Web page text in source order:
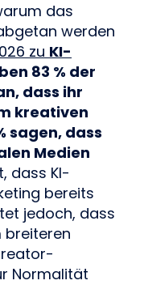
das
werden
zu KI-
83 % der
dass ihr
kreativen
sagen, dass
Medien
dass KI-
bereits
jedoch, dass
breiteren
Normalität